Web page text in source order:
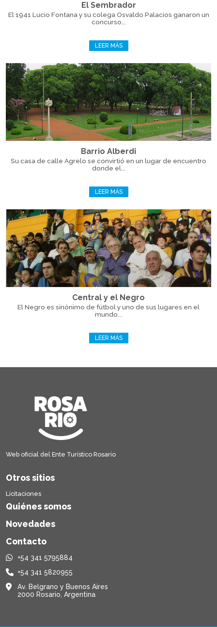
El Sembrador
El 1941 Lucio Fontana y su colega Osvaldo Palacios ganaron un
concurso...
LEER MÁS
Barrio Alberdi
Su casa de calle Agrelo se convirtió en un lugar de encuentro
donde el...
LEER MÁS
Central y el Negro
El Negro es sinónimo de fútbol y uno de sus lugares en el
mundo...
LEER MÁS
Web oficial del Ente Turístico Rosario
Otros sitios
Licitaciones
Quiénes somos
Novedades
Contacto
+54 341 5795884
+54 341 5820955
Av. Belgrano y Buenos Aires
2000 Rosario, Argentina